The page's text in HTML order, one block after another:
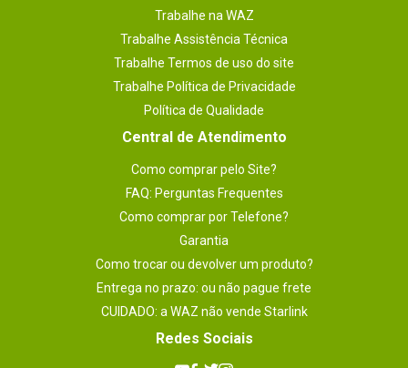
Trabalhe na WAZ
Trabalhe Assistência Técnica
Trabalhe Termos de uso do site
Trabalhe Política de Privacidade
Política de Qualidade
Central de Atendimento
Como comprar pelo Site?
FAQ: Perguntas Frequentes
Como comprar por Telefone?
Garantia
Como trocar ou devolver um produto?
Entrega no prazo: ou não pague frete
CUIDADO: a WAZ não vende Starlink
Redes Sociais